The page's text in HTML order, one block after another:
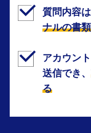
質問内容
ナルの書
アカウン
送信でき、
る